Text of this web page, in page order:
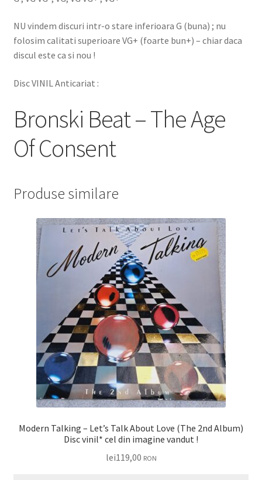
NU vindem discuri intr-o stare inferioara G (buna) ; nu
folosim calitati superioare VG+ (foarte bun+) – chiar daca
discul este ca si nou !
Disc VINIL Anticariat :
Bronski Beat – The Age
Of Consent
Produse similare
Modern Talking – Let’s Talk About Love (The 2nd Album)
Disc vinil* cel din imagine vandut !
lei119,00 RON